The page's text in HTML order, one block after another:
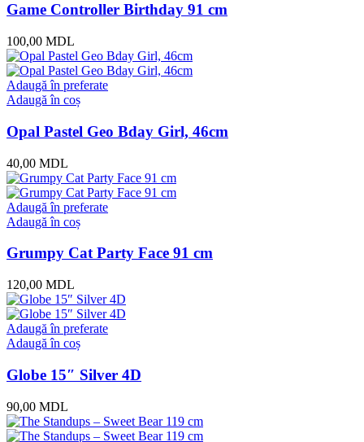
Game Controller Birthday 91 cm
100,00 MDL
Adaugă în preferate
Adaugă în coș
Opal Pastel Geo Bday Girl, 46cm
40,00 MDL
Adaugă în preferate
Adaugă în coș
Grumpy Cat Party Face 91 cm
120,00 MDL
Adaugă în preferate
Adaugă în coș
Globe 15″ Silver 4D
90,00 MDL